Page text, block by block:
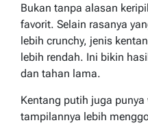
Bukan tanpa alasan
favorit. Selain rasanya
lebih crunchy, jenis
lebih rendah. Ini bikin
dan tahan lama.
Kentang putih juga
tampilannya lebih